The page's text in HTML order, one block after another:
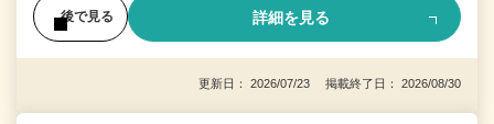
後で見る 詳細を見る
更新日： 2026/07/23 掲載終了日： 2026/08/30